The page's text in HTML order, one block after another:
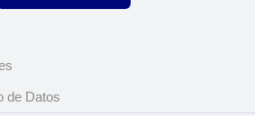
de Datos